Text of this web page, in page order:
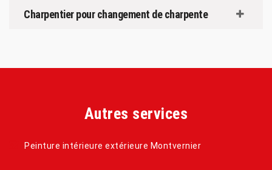
Charpentier pour changement de charpente
Autres services
Peinture intérieure extérieure Montvernier